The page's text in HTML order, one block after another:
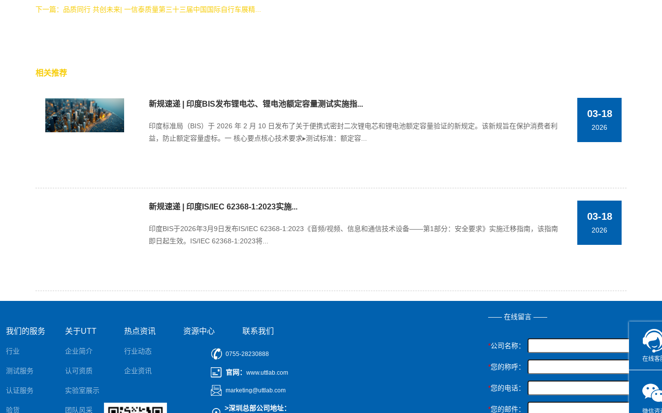
下一篇： 品质同行 共创未来| 一信泰质量第三十三届中国国际自行车展精...
相关推荐
新规速递 | 印度BIS发布锂电芯、锂电池额定容量测试实施指...
印度标准局（BIS）于 2026 年 2 月 10 日发布了关于便携式密封二次锂电芯和锂电池额定容量验证的新规定。该新规旨在保护消费者利
益，防止额定容量虚标。一 核心要点核心技术要求▸测试标准：额定容...
03-18
2026
新规速递 | 印度IS/IEC 62368-1:2023实施...
印度BIS于2026年3月9日发布IS/IEC 62368-1:2023《音频/视频、信息和通信技术设备——第1部分：安全要求》实施迁移指南，该指南
即日起生效。IS/IEC 62368-1:2023将...
03-18
2026
我们的服务
行业
测试服务
认证服务
验货
关于UTT
企业简介
认可资质
实验室展示
团队风采
热点资讯
行业动态
企业资讯
资源中心 联系我们
0755-28230888
官网 ： www.uttlab.com
marketing@uttlab.com
>深圳总部公司地址：
—— 在线留言 ——
*公司名称：
*您的称呼：
*您的电话：
*您的邮件：
在线客
微信咨